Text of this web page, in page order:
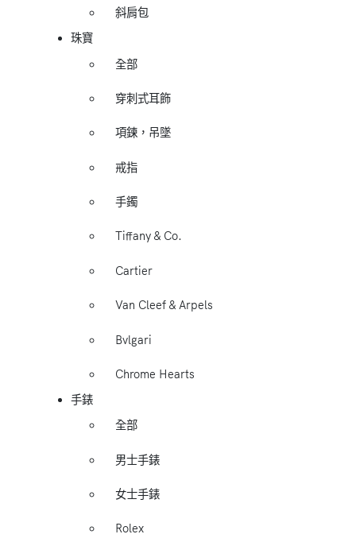
斜肩包
珠寶
全部
穿刺式耳飾
項鍊，吊墜
戒指
手鐲
Tiffany & Co.
Cartier
Van Cleef & Arpels
Bvlgari
Chrome Hearts
手錶
全部
男士手錶
女士手錶
Rolex